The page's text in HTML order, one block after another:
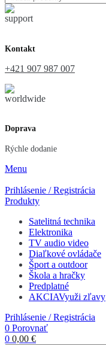
Kontakt
+421 907 987 007
Doprava
Rýchle dodanie
Menu
Prihlásenie / Registrácia
Produkty
Satelitná technika
Elektronika
TV audio video
Diaľkové ovládače
Šport a outdoor
Škola a hračky
Predplatné
AKCIAVyuži zľavy
Prihlásenie / Registrácia
0 Porovnať
0 0,00 €